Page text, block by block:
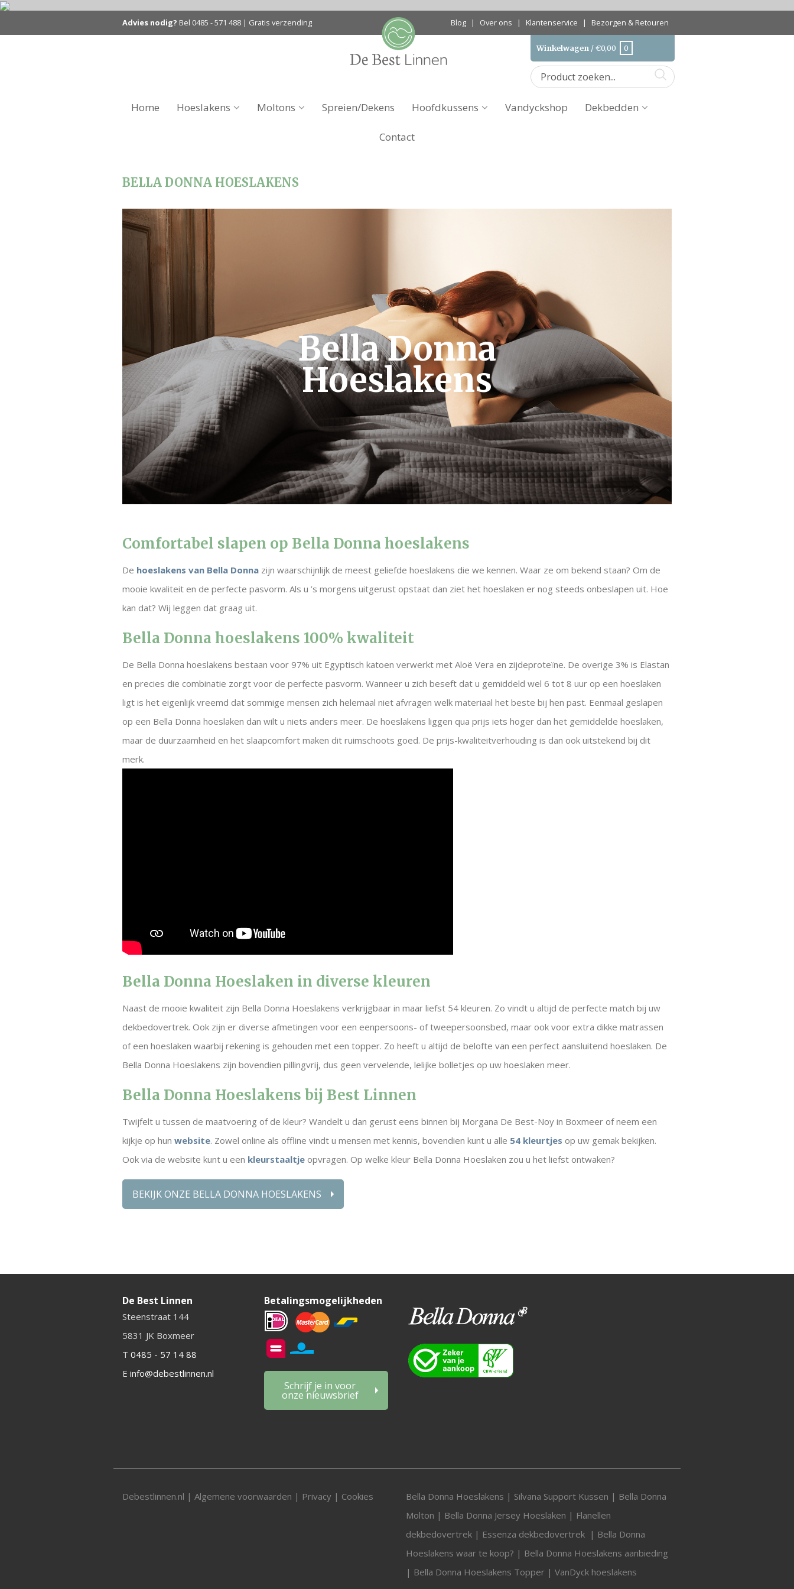
Advies nodig? Bel 0485 - 571 488 | Gratis verzending Blog | Over ons | Klantenservice | Bezorgen & Retouren
Winkelwagen /€0,00 0
Home Hoeslakens Moltons Spreien/Dekens Hoofdkussens Vandyckshop Dekbedden
Contact
BELLA DONNA HOESLAKENS
Bella Donna
Hoeslakens
Comfortabel slapen op Bella Donna hoeslakens
De hoeslakens van Bella Donna zijn waarschijnlijk de meest geliefde hoeslakens die we kennen. Waar ze om bekend staan? Om de
mooie kwaliteit en de perfecte pasvorm. Als u ’s morgens uitgerust opstaat dan ziet het hoeslaken er nog steeds onbeslapen uit. Hoe
kan dat? Wij leggen dat graag uit.
Bella Donna hoeslakens 100% kwaliteit
De Bella Donna hoeslakens bestaan voor 97% uit Egyptisch katoen verwerkt met Aloë Vera en zijdeproteïne. De overige 3% is Elastan
en precies die combinatie zorgt voor de perfecte pasvorm. Wanneer u zich beseft dat u gemiddeld wel 6 tot 8 uur op een hoeslaken
ligt is het eigenlijk vreemd dat sommige mensen zich helemaal niet afvragen welk materiaal het beste bij hen past. Eenmaal geslapen
op een Bella Donna hoeslaken dan wilt u niets anders meer. De hoeslakens liggen qua prijs iets hoger dan het gemiddelde hoeslaken,
maar de duurzaamheid en het slaapcomfort maken dit ruimschoots goed. De prijs-kwaliteitverhouding is dan ook uitstekend bij dit
merk.
Bella Donna Hoeslaken in diverse kleuren
Naast de mooie kwaliteit zijn Bella Donna Hoeslakens verkrijgbaar in maar liefst 54 kleuren. Zo vindt u altijd de perfecte match bij uw
dekbedovertrek. Ook zijn er diverse afmetingen voor een eenpersoons- of tweepersoonsbed, maar ook voor extra dikke matrassen
of een hoeslaken waarbij rekening is gehouden met een topper. Zo heeft u altijd de belofte van een perfect aansluitend hoeslaken. De
Bella Donna Hoeslakens zijn bovendien pillingvrij, dus geen vervelende, lelijke bolletjes op uw hoeslaken meer.
Bella Donna Hoeslakens bij Best Linnen
Twijfelt u tussen de maatvoering of de kleur? Wandelt u dan gerust eens binnen bij Morgana De Best-Noy in Boxmeer of neem een
kijkje op hun website. Zowel online als offline vindt u mensen met kennis, bovendien kunt u alle 54 kleurtjes op uw gemak bekijken.
Ook via de website kunt u een kleurstaaltje opvragen. Op welke kleur Bella Donna Hoeslaken zou u het liefst ontwaken?
BEKIJK ONZE BELLA DONNA HOESLAKENS
De Best Linnen
Steenstraat 144
5831 JK Boxmeer
T 0485 - 57 14 88
E info@debestlinnen.nl
Betalingsmogelijkheden
Schrijf je in voor
onze nieuwsbrief
Debestlinnen.nl | Algemene voorwaarden | Privacy | Cookies Bella Donna Hoeslakens | Silvana Support Kussen | Bella Donna
Molton | Bella Donna Jersey Hoeslaken | Flanellen
dekbedovertrek | Essenza dekbedovertrek | Bella Donna
Hoeslakens waar te koop? | Bella Donna Hoeslakens aanbieding
| Bella Donna Hoeslakens Topper | VanDyck hoeslakens